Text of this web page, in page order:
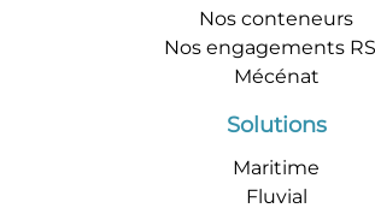
Nos conteneurs
Nos engagements
Mécénat
Solutions
Maritime
Fluvial